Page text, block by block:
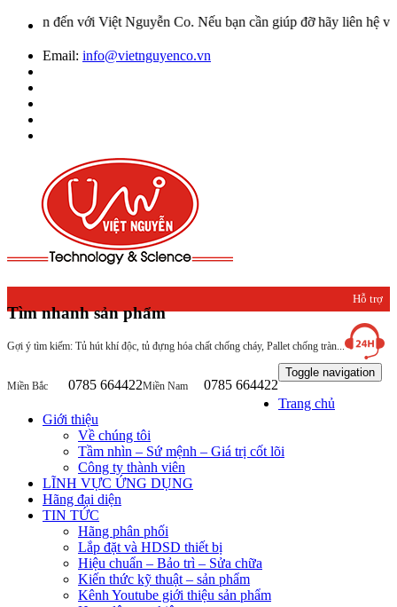
đến với Việt Nguyễn Co. Nếu bạn cần giúp đỡ hãy liên hệ với
Email: info@vietnguyenco.vn
Tìm nhanh sản phẩm
Gợi ý tìm kiếm: Tủ hút khí độc, tủ đựng hóa chất chống cháy, Pallet chống tràn...
Hỗ trợ
khách
hàng
Miền Bắc 0785 664422Miền Nam 0785 664422
Toggle navigation
Trang chủ
Giới thiệu
Về chúng tôi
Tầm nhìn – Sứ mệnh – Giá trị cốt lõi
Công ty thành viên
LĨNH VỰC ỨNG DỤNG
Hãng đại diện
TIN TỨC
Hãng phân phối
Lắp đặt và HDSD thiết bị
Hiệu chuẩn – Bảo trì – Sửa chữa
Kiến thức kỹ thuật – sản phẩm
Kênh Youtube giới thiệu sản phẩm